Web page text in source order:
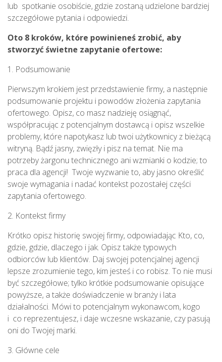
lub spotkanie osobiście, gdzie zostaną udzielone bardziej
szczegółowe pytania i odpowiedzi.
Oto 8 kroków, które powinieneś zrobić, aby
stworzyć świetne zapytanie ofertowe:
1. Podsumowanie
Pierwszym krokiem jest przedstawienie firmy, a następnie
podsumowanie projektu i powodów złożenia zapytania
ofertowego. Opisz, co masz nadzieję osiągnąć,
współpracując z potencjalnym dostawcą i opisz wszelkie
problemy, które napotykasz lub twoi użytkownicy z bieżącą
witryną. Bądź jasny, zwięzły i pisz na temat. Nie ma
potrzeby żargonu technicznego ani wzmianki o kodzie; to
praca dla agencji! Twoje wyzwanie to, aby jasno określić
swoje wymagania i nadać kontekst pozostałej części
zapytania ofertowego.
2. Kontekst firmy
Krótko opisz historię swojej firmy, odpowiadając Kto, co,
gdzie, gdzie, dlaczego i jak. Opisz także typowych
odbiorców lub klientów. Daj swojej potencjalnej agencji
lepsze zrozumienie tego, kim jesteś i co robisz. To nie musi
być szczegółowe; tylko krótkie podsumowanie opisujące
powyższe, a także doświadczenie w branży i lata
działalności. Mówi to potencjalnym wykonawcom, kogo
i co reprezentujesz, i daje wczesne wskazanie, czy pasują
oni do Twojej marki.
3. Główne cele